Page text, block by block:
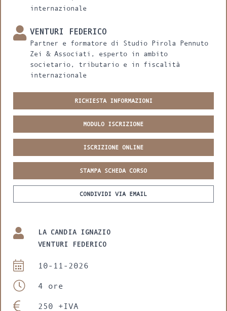
internazionale
VENTURI FEDERICO
Partner e formatore di Studio Pirola Pennuto
Zei & Associati, esperto in ambito
societario, tributario e in fiscalità
internazionale
RICHIESTA INFORMAZIONI
MODULO ISCRIZIONE
ISCRIZIONE ONLINE
STAMPA SCHEDA CORSO
CONDIVIDI VIA EMAIL
LA CANDIA IGNAZIO
VENTURI FEDERICO
10-11-2026
4 ore
250 +IVA